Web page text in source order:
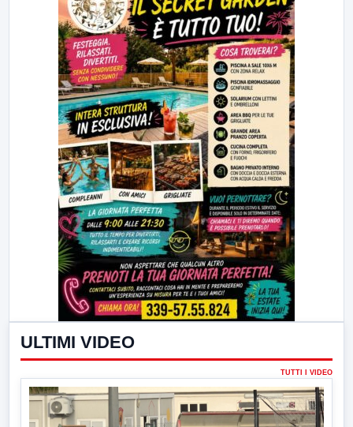
ULTIMI VIDEO
TUTTI I VIDEO